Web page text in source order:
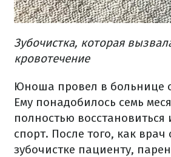
Зубочистка, которая
кровотечение
Юноша провел в больнице
Ему понадобилось семь
полностью восстановиться
спорт. После того, как
зубочистке пациенту,